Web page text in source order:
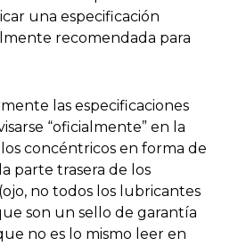
una especificación
recomendada para
las especificaciones
“oficialmente” en la
concéntricos en forma de
parte trasera de los
no todos los lubricantes
son un sello de garantía
no es lo mismo leer en